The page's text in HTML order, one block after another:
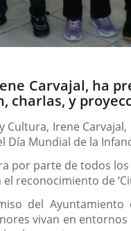
Carvajal, ha
charlas, y
Irene
Mundial de la
por parte de todos
reconocimiento de
del
vivan en